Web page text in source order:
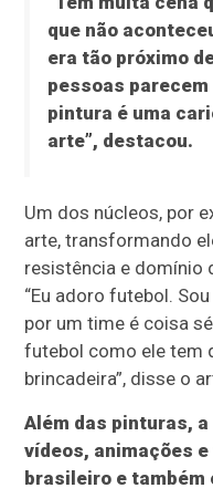
que não
era tão próximo
pessoas
pintura é uma
arte”, destacou.
Um dos núcleos, por
arte, transformando
resistência e domínio
“Eu adoro futebol.
por um time é coisa
futebol como ele tem
brincadeira”, disse o
Além das pinturas,
vídeos, animações
brasileiro e também